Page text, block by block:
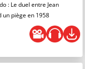
: Le duel entre Jean
un piège en 1958